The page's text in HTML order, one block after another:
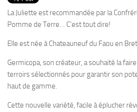
PRODUITS
RECETTES
Entrées
Desserts
Sauces
La Juliette est recommandée par la
Pomme de Terre… C’est tout dire!
Elle est née à Chateauneuf du Faou en
Germicopa, son créateur, a souhaité la
terroirs sélectionnés pour garantir son
haut de gamme.
Cette nouvelle variété, facile à éplucher